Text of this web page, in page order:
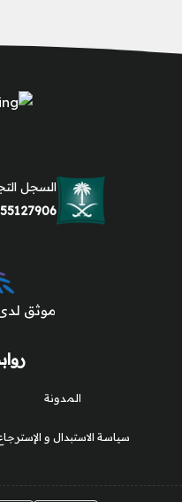
المدونة
سياسة الاستبدال و
السجل
موثق